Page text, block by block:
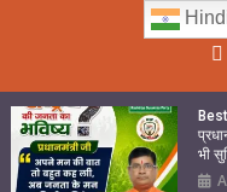
भी